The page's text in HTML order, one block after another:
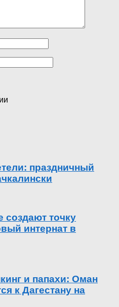
праздничный
создают точку
интернат в
и папахи: Оман
к Дагестану на